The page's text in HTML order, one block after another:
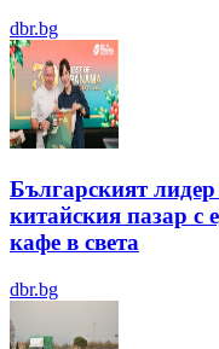
dbr.bg
Българският
китайския пазар с
кафе в света
dbr.bg